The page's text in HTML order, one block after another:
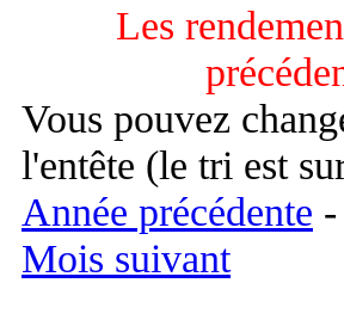
Les
Vous pouvez
l'entête (le tri est
Année précédente -
Mois suivant